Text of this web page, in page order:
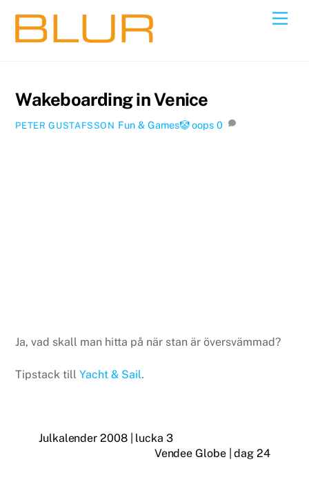
content
Wakeboarding in Venice
PETER GUSTAFSSON Fun & Games🤡 oops 0
Ja, vad skall man hitta på när stan är översvämmad?
Tipstack tillYacht & Sail.
Julkalender 2008 | lucka 3
Vendee Globe | dag 24